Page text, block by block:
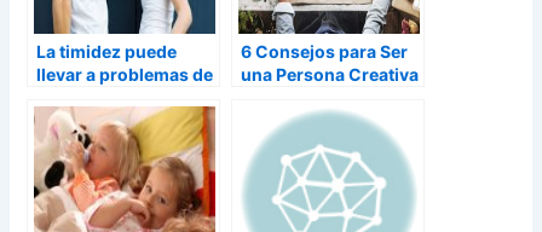
La timidez puede
llevar a problemas de
6 Consejos para Ser
una Persona Creativa